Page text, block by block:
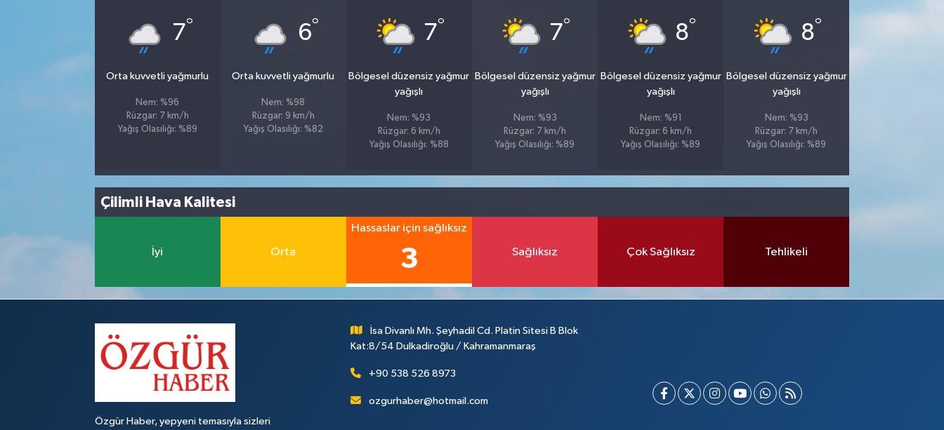
7°
Orta kuvvetli yağmurlu
Nem: %96
Rüzgar: 7 km/h
Yağış Olasılığı: %89
6°
Orta kuvvetli yağmurlu
Nem: %98
Rüzgar: 9 km/h
Yağış Olasılığı: %82
7°
Bölgesel düzensiz yağmur
yağışlı
Nem: %93
Rüzgar: 6 km/h
Yağış Olasılığı: %88
7°
Bölgesel düzensiz yağmur
yağışlı
Nem: %93
Rüzgar: 7 km/h
Yağış Olasılığı: %89
8°
Bölgesel düzensiz yağmur
yağışlı
Nem: %91
Rüzgar: 6 km/h
Yağış Olasılığı: %89
8°
Bölgesel düzensiz yağmur
yağışlı
Nem: %93
Rüzgar: 7 km/h
Yağış Olasılığı: %89
Çilimli Hava Kalitesi
İyi Orta
Hassaslar için sağlıksız
3 Sağlıksız Çok Sağlıksız Tehlikeli
Özgür Haber, yepyeni temasıyla sizleri
İsa Divanlı Mh. Şeyhadil Cd. Platin Sitesi B Blok
Kat:8/54 Dulkadiroğlu / Kahramanmaraş
+90 538 526 8973
ozgurhaber@hotmail.com